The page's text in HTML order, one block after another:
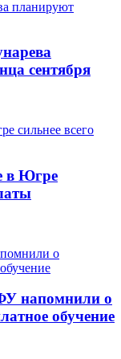
сентября
в Югре
напомнили о
обучение